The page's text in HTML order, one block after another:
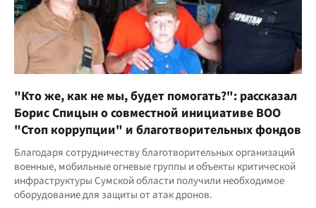
"Кто же, как не мы, будет помогать?": рассказал
Борис Спицын о совместной инициативе ВОО
"Стоп коррупции" и благотворительных фондов
Благодаря сотрудничеству благотворительных организаций
военные, мобильные огневые группы и объекты критической
инфраструктуры Сумской области получили необходимое
оборудование для защиты от атак дронов.